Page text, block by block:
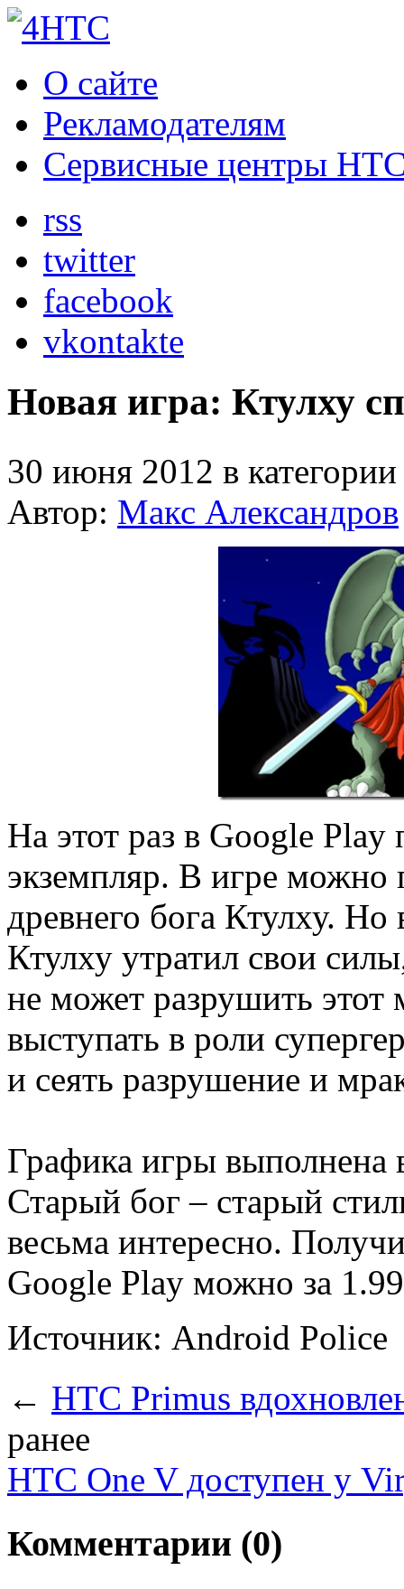
О сайте
Рекламодателям
Сервисные центры
rss
twitter
facebook
vkontakte
Новая игра: Ктулху
30 июня 2012 в
Автор: Макс Александров
На этот раз в Google
экземпляр. В игре можно
древнего бога Ктулху. Но
Ктулху утратил свои
не может разрушить
выступать в роли
и сеять разрушение и
Графика игры выполнена
Старый бог – старый
весьма интересно.
Google Play можно за
Источник: Android Police
← HTC Primus
ранее
HTC One V доступен у
Комментарии (0)